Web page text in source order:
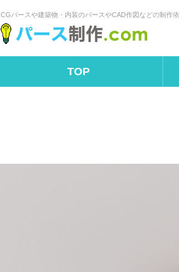
CGパースや建築物・内装のパースやCAD作図などの制作
TOP